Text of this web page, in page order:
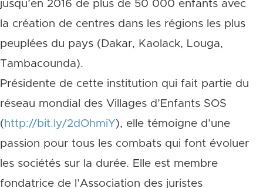
jusqu’en 2016 de plus de 50 000 enfants avec
la création de centres dans les régions les plus
peuplées du pays (Dakar, Kaolack, Louga,
Tambacounda).
Présidente de cette institution qui fait partie du
réseau mondial des Villages d’Enfants SOS
( http://bit.ly/2dOhmiY), elle témoigne d’une
passion pour tous les combats qui font évoluer
les sociétés sur la durée. Elle est membre
fondatrice de l’Association des juristes